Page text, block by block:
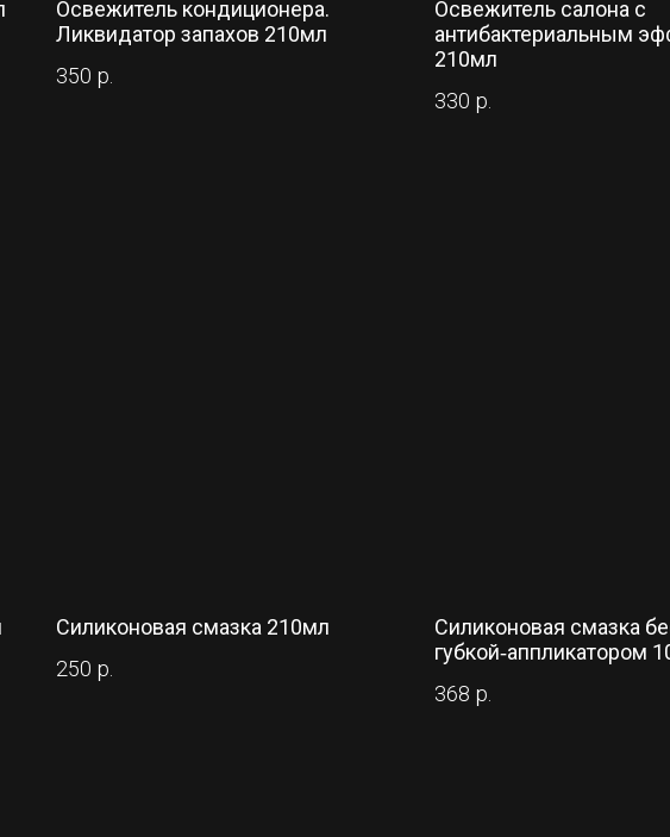
Освежитель кондиционера.
Ликвидатор запахов 210мл
350 р.
Освежитель салона с
антибактериальным
210мл
330 р.
Силиконовая смазка 210мл
250 р.
Силиконовая смазка
губкой‑аппликатором
368 р.